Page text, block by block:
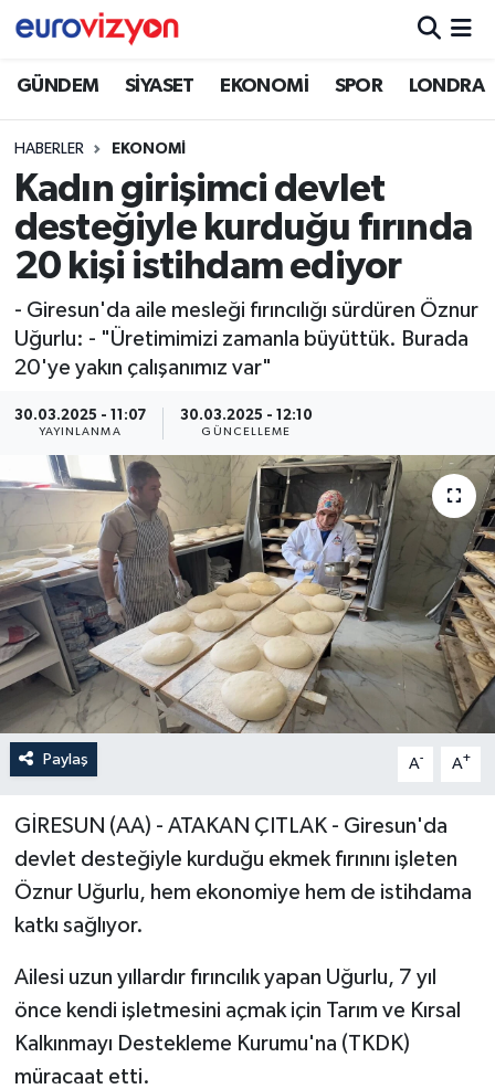
GÜNDEM SİYASET EKONOMİ SPOR LONDRA
HABERLER EKONOMİ
Kadın girişimci devlet
desteğiyle kurduğu fırında
20 kişi istihdam ediyor
- Giresun'da aile mesleği fırıncılığı sürdüren Öznur
Uğurlu: - "Üretimimizi zamanla büyüttük. Burada
20'ye yakın çalışanımız var"
30.03.2025 - 11:07
YAYINLANMA
30.03.2025 - 12:10
GÜNCELLEME
Paylaş A- A+
GİRESUN (AA) - ATAKAN ÇITLAK - Giresun'da
devlet desteğiyle kurduğu ekmek fırınını işleten
Öznur Uğurlu, hem ekonomiye hem de istihdama
katkı sağlıyor.
Ailesi uzun yıllardır fırıncılık yapan Uğurlu, 7 yıl
önce kendi işletmesini açmak için Tarım ve Kırsal
Kalkınmayı Destekleme Kurumu'na (TKDK)
müracaat etti.